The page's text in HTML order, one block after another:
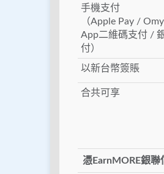
手機支付
（Apple Pay /
App二維碼支付 /
付）
以新台幣簽賬
合共可享
憑EarnMORE銀聯